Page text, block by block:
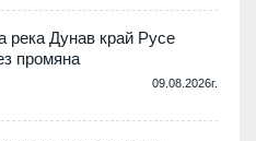
река Дунав край Русе
промяна
09.08.2026г.